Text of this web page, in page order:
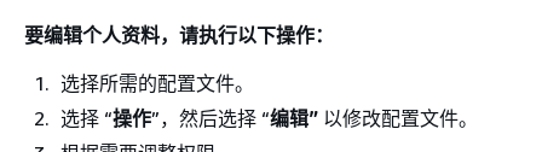
要编辑个人资料，请执行以下操作：
选择所需的配置文件。
选择 “操作”，然后选择 “编辑” 以修改配置文件。